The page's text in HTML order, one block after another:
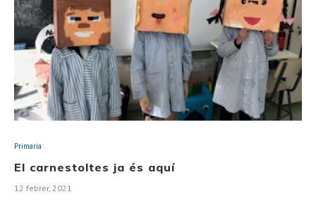
Primaria
El carnestoltes ja és aquí
12 febrer, 2021